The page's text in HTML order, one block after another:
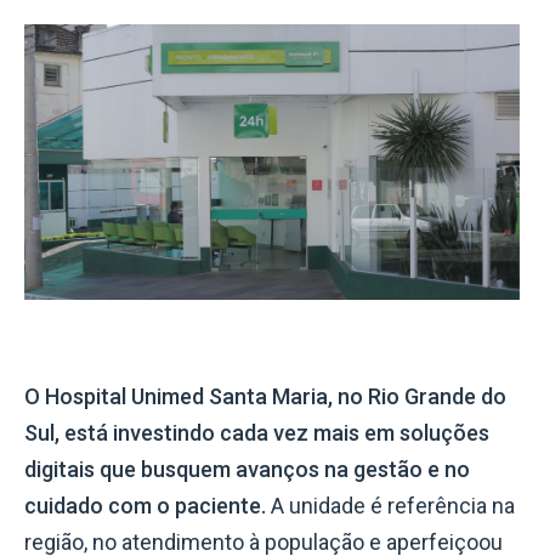
O Hospital Unimed Santa Maria, no Rio Grande do
Sul, está investindo cada vez mais em soluções
digitais que busquem avanços na gestão e no
cuidado com o paciente. A unidade é referência na
região, no atendimento à população e aperfeiçoou